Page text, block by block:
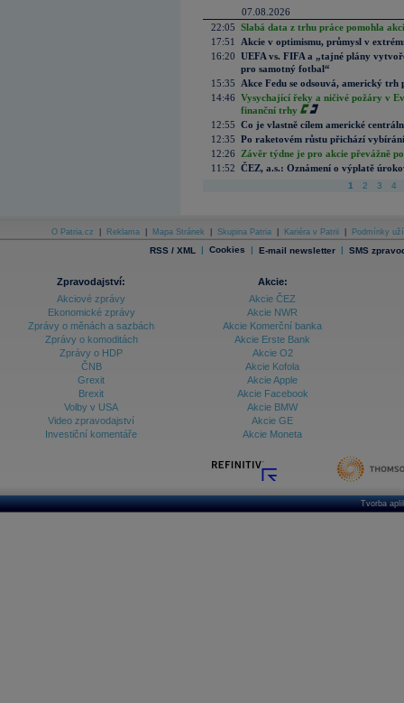
07.08.2026
22:05 Slabá data z trhu práce pomohla
17:51
Akcie v optimismu, průmysl v
16:20 UEFA vs. FIFA a „tajné plány
pro samotný fotbal“
15:35
Akce Fedu se odsouvá, americký
14:46 Vysychající řeky a ničivé požáry v
finanční trhy
12:55 Co je vlastně cílem americké
12:35 Po raketovém růstu přichází
12:26
Závěr týdne je pro akcie převážně
11:52 ČEZ, a.s.: Oznámení o výplatě
1 2 3 4
O Patria.cz Reklama Mapa Stránek Skupina Patria Kariéra v Patrii Podmínky
RSS / XML | Cookies | E-mail newsletter | SMS
Zpravodajství:
Akciové zprávy
Ekonomické zprávy
Zprávy o měnách a sazbách
Zprávy o komoditách
Zprávy o HDP
ČNB
Grexit
Brexit
Volby v USA
Video zpravodajství
Investiční komentáře
Akcie:
Akcie ČEZ
Akcie NWR
Akcie Komerční banka
Akcie Erste Bank
Akcie O2
Akcie Kofola
Akcie Apple
Akcie Facebook
Akcie BMW
Akcie GE
Akcie Moneta
Tvorba